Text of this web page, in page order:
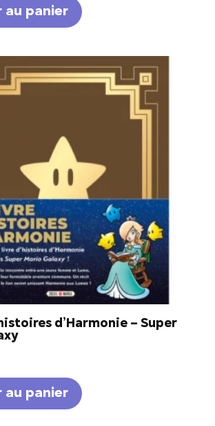
au panier
d’Harmonie – Super
au panier